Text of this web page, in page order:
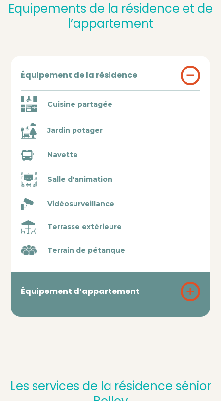
Equipements de la résidence et de
l’appartement
Équipement de la résidence
Cuisine partagée
Jardin potager
Navette
Salle d'animation
Vidéosurveillance
Terrasse extérieure
Terrain de pétanque
Équipement d’appartement
Les services de la résidence sénior